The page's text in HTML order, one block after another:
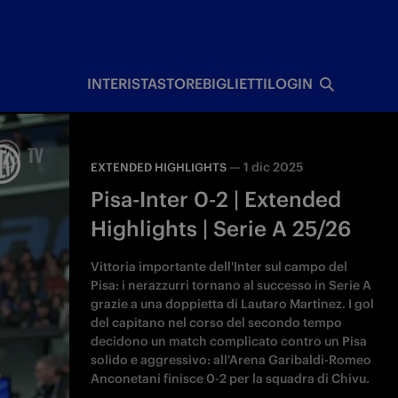
INTERISTASTOREBIGLIETTILOGIN
EXTENDED HIGHLIGHTS —1 dic 2025
Pisa-Inter 0-2 | Extended
Highlights | Serie A 25/26
Vittoria importante dell'Inter sul campo del
Pisa: i nerazzurri tornano al successo in Serie A
grazie a una doppietta di Lautaro Martinez. I gol
del capitano nel corso del secondo tempo
decidono un match complicato contro un Pisa
solido e aggressivo: all'Arena Garibaldi-Romeo
Anconetani finisce 0-2 per la squadra di Chivu.